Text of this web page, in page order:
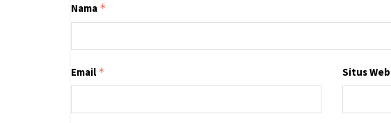
Nama *
Email * Situs Web